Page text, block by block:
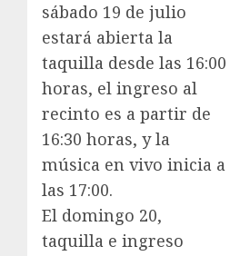
sábado 19 de julio
estará abierta la
taquilla desde las 16:00
horas, el ingreso al
recinto es a partir de
16:30 horas, y la
música en vivo inicia a
las 17:00.
El domingo 20,
taquilla e ingreso